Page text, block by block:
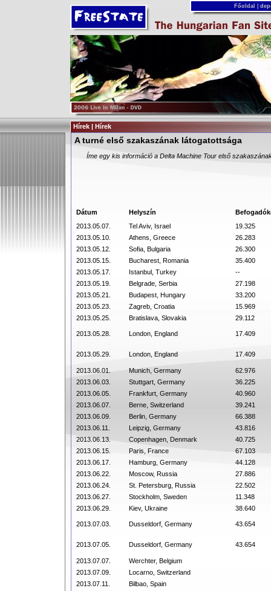
Főoldal
Hírek | Hírek
A turné első szakaszának látogatottsága
Íme egy kis információ a Delta Machine Tour első
Dátum Helyszín
2013.05.07.
Tel Aviv, Israel
19.325
2013.05.10.
Athens, Greece
26.283
2013.05.12.
Sofia, Bulgaria
26.300
2013.05.15.
Bucharest, Romania
35.400
2013.05.17.
Istanbul, Turkey
--
2013.05.19.
Belgrade, Serbia
27.198
2013.05.21.
Budapest, Hungary
33.200
2013.05.23.
Zagreb, Croatia
15.969
2013.05.25.
Bratislava, Slovakia 29.112
2013.05.28. London, England 17.409
2013.05.29. London, England 17.409
2013.06.01. Munich, Germany
62.976
2013.06.03.
Stuttgart, Germany
36.225
2013.06.05.
Frankfurt, Germany
40.960
2013.06.07.
Berne, Switzerland
39.241
2013.06.09.
Berlin, Germany
66.388
2013.06.11.
Leipzig, Germany
43.816
2013.06.13.
Copenhagen, Denmark
40.725
2013.06.15.
Paris, France
67.103
2013.06.17.
Hamburg, Germany
44.128
2013.06.22.
Moscow, Russia
27.886
2013.06.24.
St. Petersburg, Russia
22.502
2013.06.27.
Stockholm, Sweden
11.348
2013.06.29.
Kiev, Ukraine 38.640
2013.07.03. Dusseldorf, Germany 43.654
2013.07.05. Dusseldorf, Germany 43.654
2013.07.07.
Werchter, Belgium
2013.07.09.
Locarno, Switzerland
2013.07.11.
Bilbao, Spain